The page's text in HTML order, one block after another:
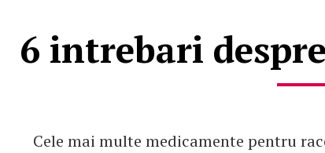
6 intrebari
Cele mai multe medicamente pentru